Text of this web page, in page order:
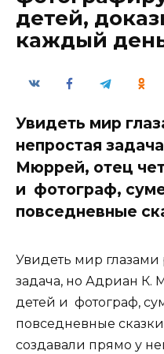
детей,
каждый
Увидеть мир
непростая
Мюррей, отец
и фотограф,
повседневные
Увидеть мир глазами
задача, но Адриан К.
детей и фотограф,
повседневные
создавали прямо у